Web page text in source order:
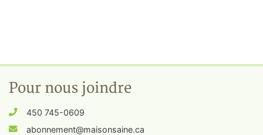
Pour nous joindre
450 745-0609
abonnement@maisonsaine.ca